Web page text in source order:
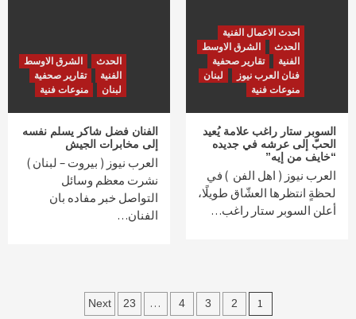
احدث الاعمال الفنية
الحدث
الشرق الاوسط
الفنية
تقارير صحفية
فنان العرب نيوز
لبنان
منوعات فنية
السوبر ستار راغب علامة يُعيد
الحبّ إلى عرشه في جديده
“خايف من إيه”
العرب نيوز ( اهل الفن ) في
لحظةٍ انتظرها العشّاق طويلًا،
أعلن السوبر ستار راغب…
الحدث
الشرق الاوسط
الفنية
تقارير صحفية
لبنان
منوعات فنية
الفنان فضل شاكر يسلم نفسه
إلى مخابرات الجيش
العرب نيوز ( بيروت – لبنان )
نشرت معظم وسائل
التواصل خبر مفاده بان
الفنان…
Posts
1
2
3
4
…
23
Next